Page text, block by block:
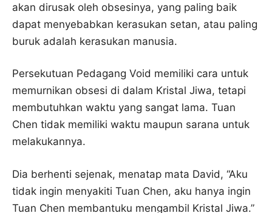
akan dirusak oleh obsesinya, yang paling baik
dapat menyebabkan kerasukan setan, atau paling
buruk adalah kerasukan manusia.
Persekutuan Pedagang Void memiliki cara untuk
memurnikan obsesi di dalam Kristal Jiwa, tetapi
membutuhkan waktu yang sangat lama. Tuan
Chen tidak memiliki waktu maupun sarana untuk
melakukannya.
Dia berhenti sejenak, menatap mata David, “Aku
tidak ingin menyakiti Tuan Chen, aku hanya ingin
Tuan Chen membantuku mengambil Kristal Jiwa.”